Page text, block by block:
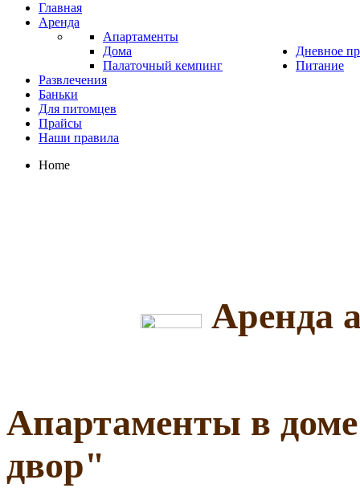
Главная
Аренда
Апартаменты
Дома
Палаточный кемпинг
Дневное
Питание
Развлечения
Баньки
Для питомцев
Прайсы
Наши правила
Home
Аренда
Апартаменты в
двор"